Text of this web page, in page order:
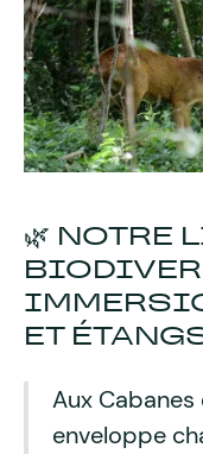
🌿 NOTRE
ET
Aux Cabanes
enveloppe